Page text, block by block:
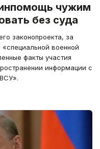
чужим
без суда
законопроекта, за
военной
факты участия
информации с